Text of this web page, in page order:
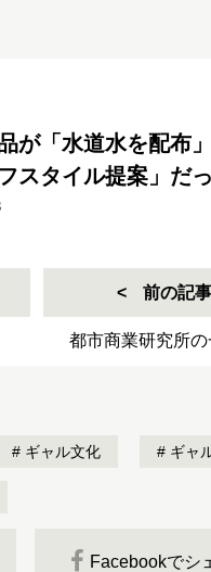
が「水道水を配布
フスタイル提案」だ
前の記事
都市商業研究所
ギャル文化 ギャ
Facebookでシ